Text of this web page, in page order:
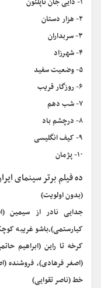
۲- هزار دستان
۳- سربداران
۴- شهرزاد
۵- وضعیت سفید
۶- روزگار قریب
۷- شب دهم
۸- درچشم باد
۹- کیف انگلیسی
۱۰- پژمان
ده فیلم برتر سینمای
(بدون اولویت)
جدایی نادر از سیمین
کیارستمی)،باشو غریبه
کرخه تا راین (ابراهیم
(اصغر فرهادی)، فروشنده
خط (ناصر تقوایی)